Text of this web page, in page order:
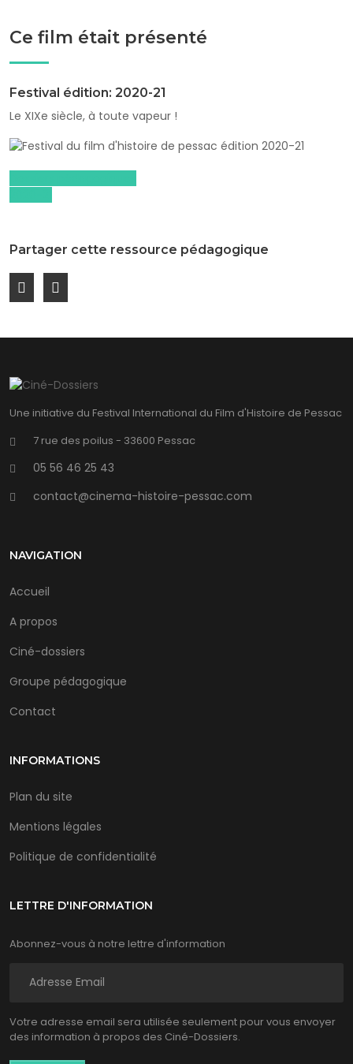
Ce film était présenté
Festival édition: 2020-21
Le XIXe siècle, à toute vapeur !
Partager cette ressource pédagogique
Une initiative du Festival International du Film d'Histoire de Pessac
7 rue des poilus - 33600 Pessac
05 56 46 25 43
contact@cinema-histoire-pessac.com
NAVIGATION
Accueil
A propos
Ciné-dossiers
Groupe pédagogique
Contact
INFORMATIONS
Plan du site
Mentions légales
Politique de confidentialité
LETTRE D'INFORMATION
Abonnez-vous à notre lettre d'information
Votre adresse email sera utilisée seulement pour vous envoyer
des information à propos des Ciné-Dossiers.